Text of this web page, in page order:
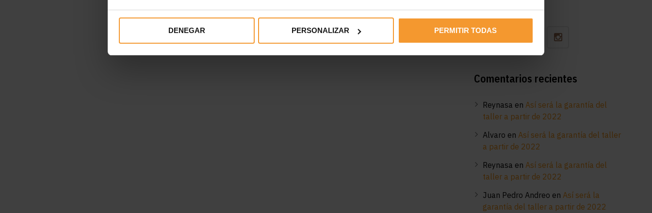
DENEGAR PERSONALIZAR PERMITIR TODAS
Síguenos
Comentarios recientes
Reynasa en Así será la garantía del
taller a partir de 2022
Alvaro en Así será la garantía del taller
a partir de 2022
Reynasa en Así será la garantía del
taller a partir de 2022
Juan Pedro Andreo en Así será la
garantía del taller a partir de 2022